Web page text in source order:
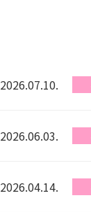
2026.07.10.
2026.06.03.
2026.04.14.